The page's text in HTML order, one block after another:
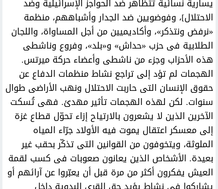
يسارية نسائية تتظاهر ضد الحواجز الإسرائيلية وضد
الاحتلال]، وفوضويين ضد الجدار وأشباههم، منظمة
«نرفض ونتذكر»، وأكاديميين من أجل المساواة، واللجان
الطلابية فى حزب «حداش» و«بلد»، وفروع وناشطى
هذه الأحزاب وجزء من ناشطى وأعضاء حركة ميرتس.
الهجمات لم تؤد إلى تراجع نشاط منظمات الدفاع عن
حقوق الإنسان التى حاربت الاحتلال ونهب الأراضى طوال
سنوات. لكن لهذه الهجمات تأثير مهدئ. فهى تُسكت
الآخرين الذين لا يشعرون بالارتياح إزاء تحوّل قطاع غزة
إلى معسكر اعتقال يموت فيه الأولاد جرّاء المياه
الملوثة، ويتخوفون من القوانين التى تذكّر بحقب غير
بعيدة. الأشخاص الذين يعانون صعوبات فى كسب لقمة
العيش يفكرون أكثر من مرة قبل أن يعبّروا عن آرائهم أو